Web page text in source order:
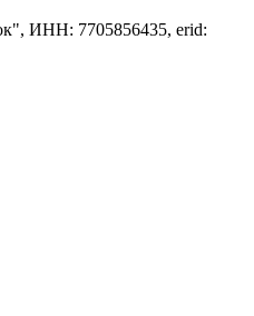
ИНН: 7705856435, erid: